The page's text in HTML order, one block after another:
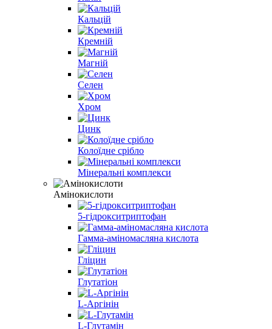
Кальцій
Кремній
Магній
Селен
Хром
Цинк
Колоїдне срібло
Мінеральні комплекси
Амінокислоти
5-гідрокситриптофан
Гамма-аміномасляна кислота
Гліцин
Глутатіон
L-Аргінін
L-Глутамін